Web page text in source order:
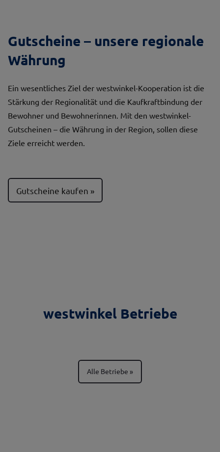
Gutscheine – unsere regionale
Währung
Ein wesentliches Ziel der westwinkel-Kooperation ist die
Stärkung der Regionalität und die Kaufkraftbindung der
Bewohner und Bewohnerinnen. Mit den westwinkel-
Gutscheinen – die Währung in der Region, sollen diese
Ziele erreicht werden.
Gutscheine kaufen
westwinkel Betriebe
Alle Betriebe